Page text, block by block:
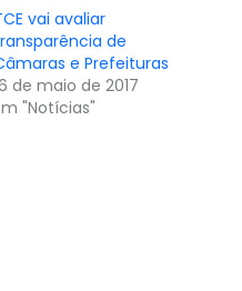
vai avaliar
de
e Prefeituras
de maio de 2017
"Notícias"